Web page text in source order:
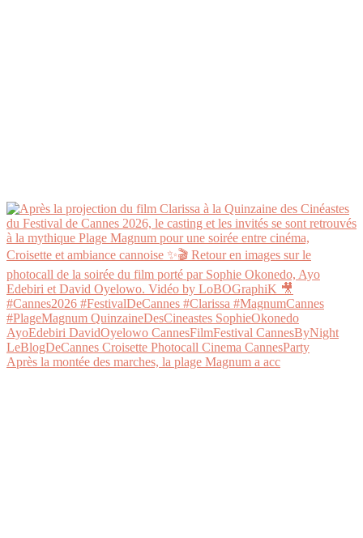
Après la montée des marches, la plage Magnum a acc